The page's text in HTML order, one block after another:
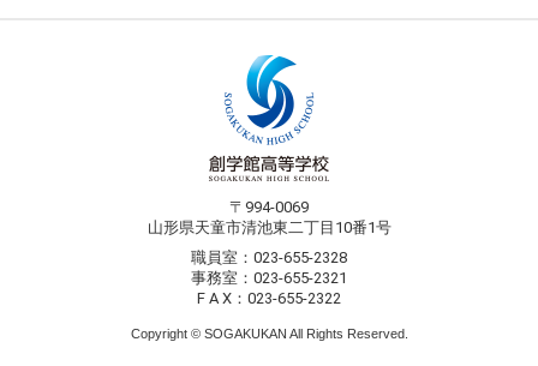
〒994-0069
山形県天童市清池東二丁目10番1号
職員室：023-655-2328
事務室：023-655-2321
F A X：023-655-2322
Copyright © SOGAKUKAN All Rights Reserved.